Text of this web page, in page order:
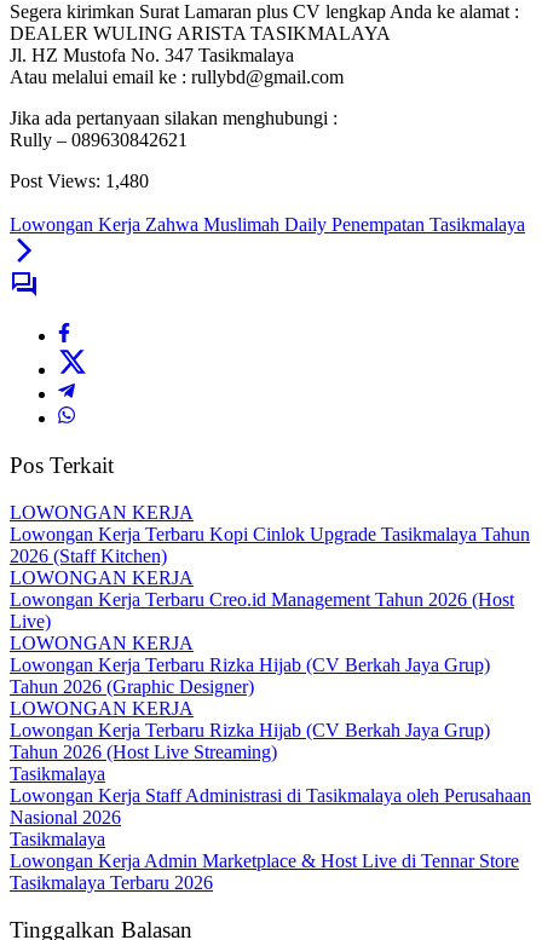
Segera kirimkan Surat Lamaran plus CV lengkap Anda ke alamat :
DEALER WULING ARISTA TASIKMALAYA
Jl. HZ Mustofa No. 347 Tasikmalaya
Atau melalui email ke : rullybd@gmail.com
Jika ada pertanyaan silakan menghubungi :
Rully – 089630842621
Post Views: 1,480
Lowongan Kerja Zahwa Muslimah Daily Penempatan Tasikmalaya
Pos Terkait
LOWONGAN KERJA
Lowongan Kerja Terbaru Kopi Cinlok Upgrade Tasikmalaya Tahun
2026 (Staff Kitchen)
LOWONGAN KERJA
Lowongan Kerja Terbaru Creo.id Management Tahun 2026 (Host
Live)
LOWONGAN KERJA
Lowongan Kerja Terbaru Rizka Hijab (CV Berkah Jaya Grup)
Tahun 2026 (Graphic Designer)
LOWONGAN KERJA
Lowongan Kerja Terbaru Rizka Hijab (CV Berkah Jaya Grup)
Tahun 2026 (Host Live Streaming)
Tasikmalaya
Lowongan Kerja Staff Administrasi di Tasikmalaya oleh Perusahaan
Nasional 2026
Tasikmalaya
Lowongan Kerja Admin Marketplace & Host Live di Tennar Store
Tasikmalaya Terbaru 2026
Tinggalkan Balasan